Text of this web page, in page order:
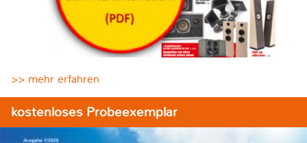
>> mehr erfahren
kostenloses Probeexemplar